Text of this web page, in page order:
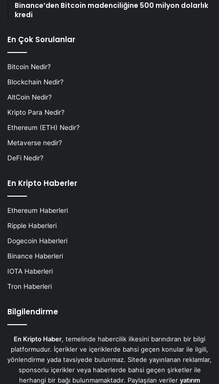
Binance’den Bitcoin madenciliğine 500 milyon dolarlık
kredi
En Çok Sorulanlar
Bitcoin Nedir?
Blockchain Nedir?
AltCoin Nedir?
Kripto Para Nedir?
Ethereum (ETH) Nedir?
Metaverse nedir?
DeFi Nedir?
En Kripto Haberler
Ethereum Haberleri
Ripple Haberleri
Dogecoin Haberleri
Binance Haberleri
IOTA Haberleri
Tron Haberleri
Bilgilendirme
En Kripto Haber, temelinde habercilik ilkesini barındıran bir bilgi
platformudur. İçerikler ve içeriklerde bahsi geçen konular ile ilgili,
yönlendirme yada tavsiyede bulunmaz. Sitede yayınlanan reklamlar,
sponsorlu içerikler veya haberlerde bahsi geçen şirketler ile
herhangi bir bağı bulunmamaktadır. Paylaşılan veriler yatırım